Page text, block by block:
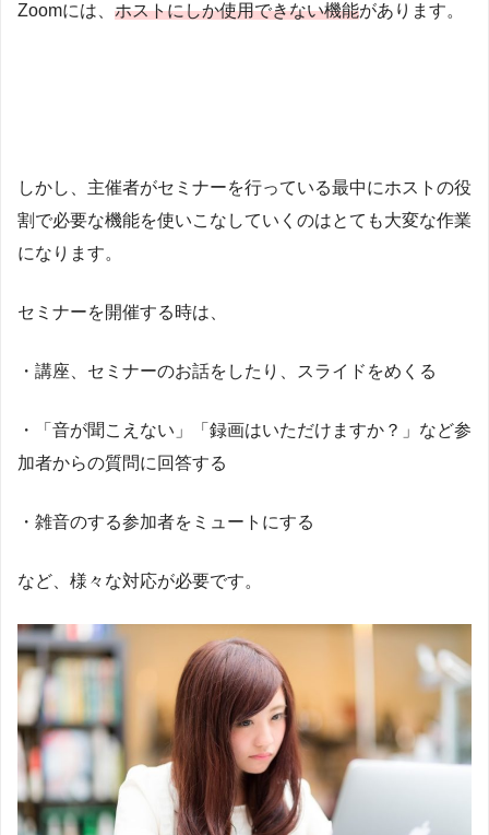
Zoomには、 ホストにしか使用できない機能があります。
しかし、主催者がセミナーを行っている最中にホストの役
割で必要な機能を使いこなしていくのはとても大変な作業
になります。
セミナーを開催する時は、
・講座、セミナーのお話をしたり、スライドをめくる
・「音が聞こえない」「録画はいただけますか？」など参
加者からの質問に回答する
・雑音のする参加者をミュートにする
など、様々な対応が必要です。